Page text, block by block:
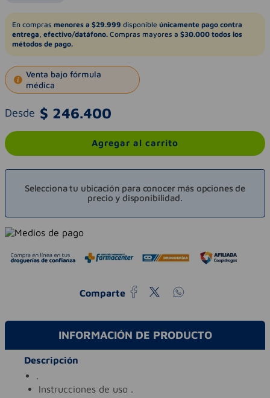
En compras menores a $29.999 disponible únicamente pago contra
entrega, efectivo/datáfono. Compras mayores a $30.000 todos los
métodos de pago.
Venta bajo fórmula
médica
Desde $ 246.400
Agregar al carrito
Selecciona tu ubicación para conocer más opciones de
precio y disponibilidad.
Comparte
INFORMACIÓN DE PRODUCTO
Descripción
.
instrucciones de uso .